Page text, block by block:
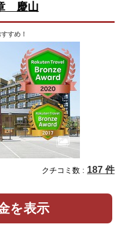
慶山
すめ！
クチコミ数 : 187 件
を表示